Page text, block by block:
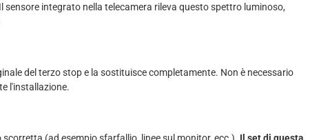
sensore integrato nella telecamera rileva questo spettro luminoso,
del terzo stop e la sostituisce completamente. Non è necessario
l'installazione.
(ad esempio sfarfallio, linee sul monitor, ecc.). Il set di questa